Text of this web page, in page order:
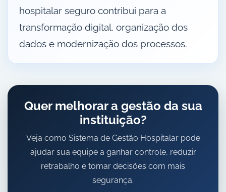
hospitalar seguro contribui para a
transformação digital, organização dos
dados e modernização dos processos.
Quer melhorar a gestão da sua
instituição?
Veja como Sistema de Gestão Hospitalar pode
ajudar sua equipe a ganhar controle, reduzir
retrabalho e tomar decisões com mais
segurança.